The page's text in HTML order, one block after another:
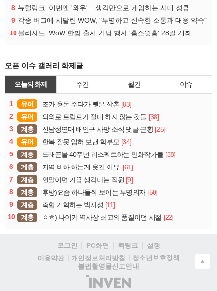
8 뉴럴링크, 이번엔 '와우'... 생각만으로 게임하는 시대 성큼
9 각종 버그에 시달린 WOW, "투명하고 신속한 소통과 대응 약속"
10블리자드, WoW 한밤 출시 기념 행사 '홈스윗홈' 28일 개최
오픈 이슈 갤러리 화제글
오늘의 화제 주간 월간 이슈
1 유머 조카 용돈 주다가 뺏은 삼촌 [83]
2
유머 의외로 트럼프가 절대 하지 않는 것들 [38]
3
계층 신남성연대 배인규 사망 소식 댓글 근황 [25]
4
유머 한복 잘못 입혀 보낸 학부모 [34]
5
계층 드래곤볼 40주년 리스펙트하는 만화작가들 [38]
6
계층 지역 비하 하는게 웃긴 이유. [61]
7
계층 연말이면 가끔 생각나는 직원 [9]
8
계층 후방)요즘 하나둘씩 보이는 투명의자 [50]
9
계층 축협 개혁하는 박지성 [11]
10
계층 ㅇㅎ) 나이키 역사상 최고의 품질이던 시절 [22]
로그인 PC화면 퀵링크
설정
이용약관
개인정보처리방침
청소년보호정책
불법촬영물신고안내
(주)
인
▲